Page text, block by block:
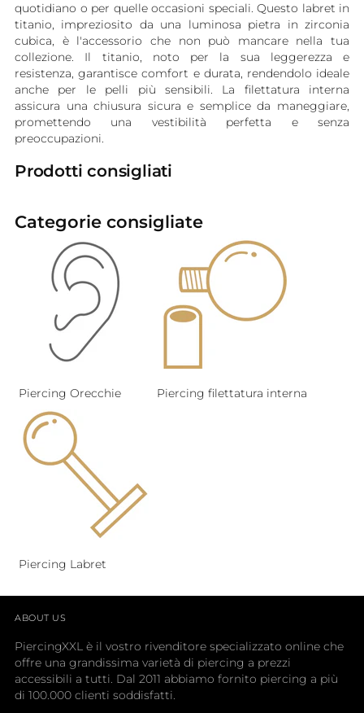
quotidiano o per quelle occasioni speciali. Questo labret in
titanio, impreziosito da una luminosa pietra in zirconia
cubica, è l'accessorio che non può mancare nella tua
collezione. Il titanio, noto per la sua leggerezza e
resistenza, garantisce comfort e durata, rendendolo ideale
anche per le pelli più sensibili. La filettatura interna
assicura una chiusura sicura e semplice da maneggiare,
promettendo una vestibilità perfetta e senza
preoccupazioni.
Prodotti consigliati
Categorie consigliate
Piercing Orecchie Piercing filettatura interna
Piercing Labret
ABOUT US
PiercingXXL è il vostro rivenditore specializzato online che
offre una grandissima varietà di piercing a prezzi
accessibili a tutti. Dal 2011 abbiamo fornito piercing a più
di 100.000 clienti soddisfatti.